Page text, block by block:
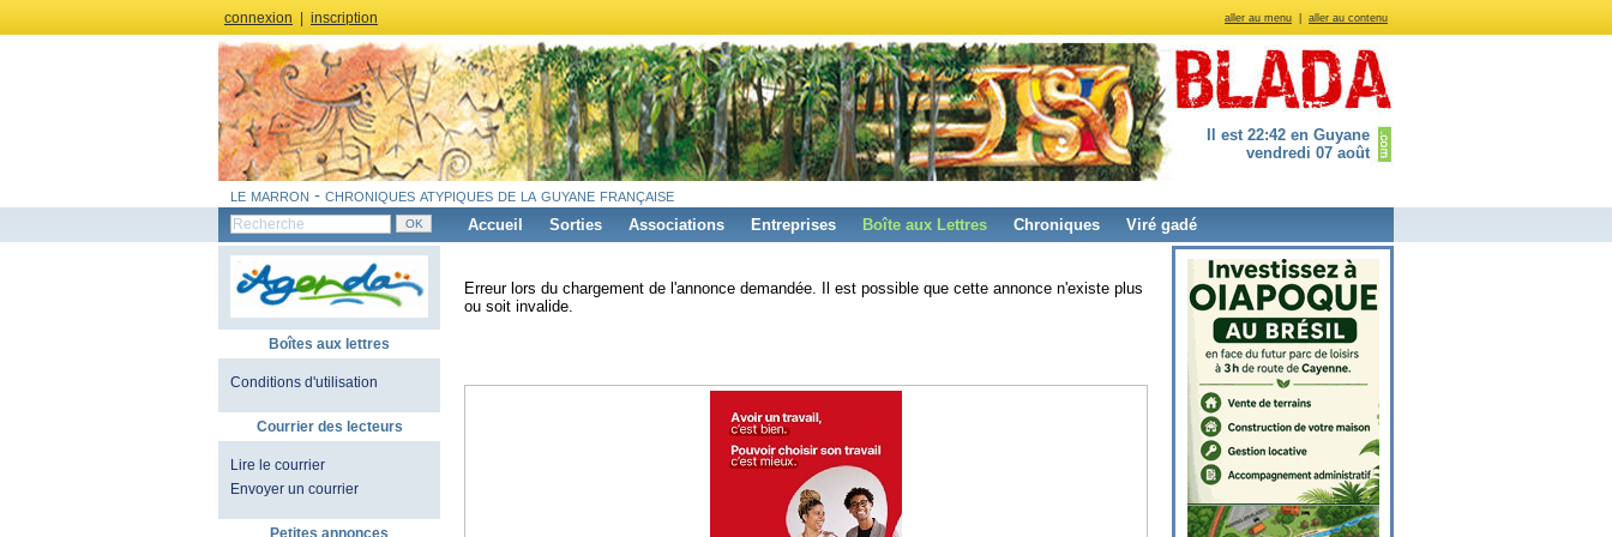
aller au menu aller au contenu
connexion inscription
Il est 22:42 en Guyane
vendredi 07 août
le marron - chroniques atypiques de la guyane française
Accueil Sorties Associations Entreprises Boîte aux Lettres Chroniques Viré gadé
Boîtes aux lettres
Conditions d'utilisation
Courrier des lecteurs
Lire le courrier
Envoyer un courrier
Petites annonces
Erreur lors du chargement de l'annonce demandée. Il est possible que cette annonce n'existe plus
ou soit invalide.